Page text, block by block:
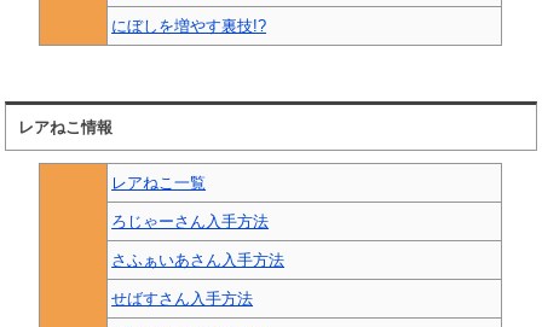
にぼしを増やす裏技!?
レアねこ情報
レアねこ一覧
ろじゃーさん入手方法
さふぁいあさん入手方法
せばすさん入手方法